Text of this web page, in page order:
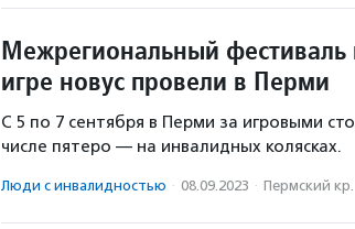
Межрегиональный фестиваль
игре новус провели в Перми
С 5 по 7 сентября в Перми за игровыми
числе пятеро — на инвалидных колясках.
Люди с инвалидностью · 08.09.2023 · Пермский кр.